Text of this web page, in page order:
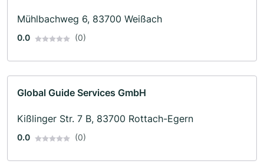
Mühlbachweg 6, 83700 Weißach
0.0 (0)
Global Guide Services GmbH
Kißlinger Str. 7 B, 83700 Rottach-Egern
0.0 (0)